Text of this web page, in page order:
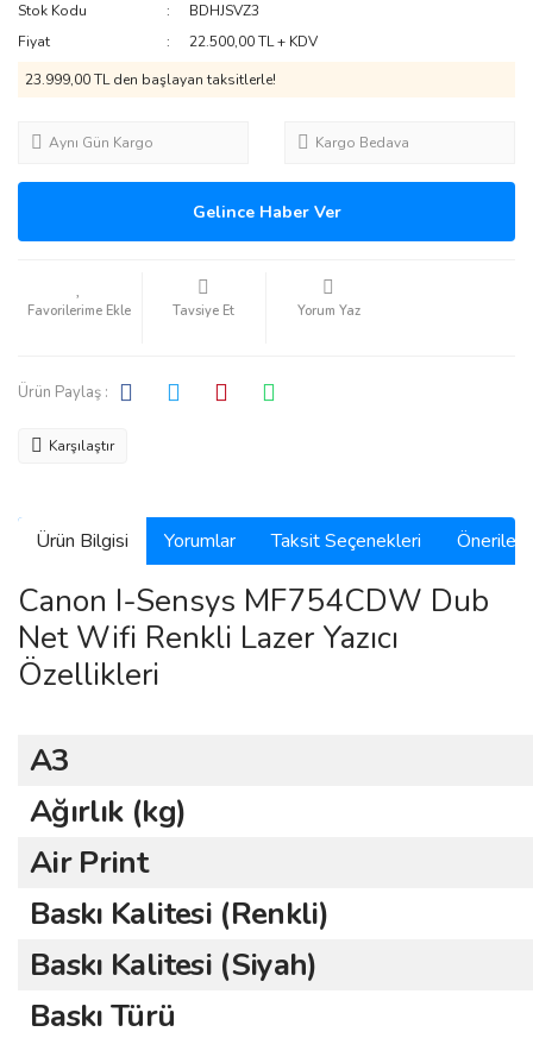
Stok Kodu
BDHJSVZ3
Fiyat
22.500,00 TL + KDV
23.999,00 TL den başlayan taksitlerle!
Aynı Gün Kargo Kargo Bedava
Gelince Haber Ver
Tavsiye Et Yorum Yaz
Ürün Paylaş :
Karşılaştır
Ürün Bilgisi Yorumlar Taksit Seçenekleri
Canon I-Sensys MF754CDW Dub
Net Wifi Renkli Lazer Yazıcı
Özellikleri
A3
Ağırlık (kg)
Air Print
Baskı Kalitesi (Renkli)
Baskı Kalitesi (Siyah)
Baskı Türü